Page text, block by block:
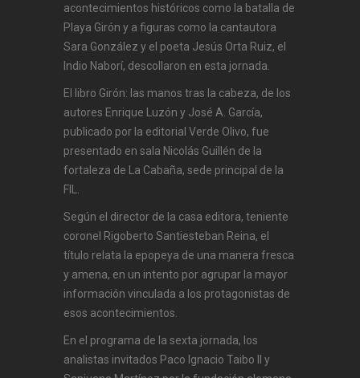
acontecimientos históricos como la batalla de
Playa Girón y a figuras como la cantautora
Sara González y el poeta Jesús Orta Ruiz, el
Indio Naborí, descollaron en esta jornada.
El libro Girón: las manos tras la cabeza, de los
autores Enrique Luzón y José A. García,
publicado por la editorial Verde Olivo, fue
presentado en sala Nicolás Guillén de la
fortaleza de La Cabaña, sede principal de la
FIL.
Según el director de la casa editora, teniente
coronel Rigoberto Santiesteban Reina, el
título relata la epopeya de una manera fresca
y amena, en un intento por agrupar la mayor
información vinculada a los protagonistas de
esos acontecimientos.
En el programa de la sexta jornada, los
analistas invitados Paco Ignacio Taibo II y